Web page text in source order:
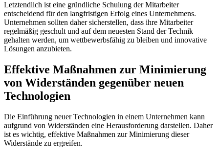
Letztendlich ist eine gründliche Schulung der Mitarbeiter
entscheidend für den langfristigen Erfolg ‌eines Unternehmens.
Unternehmen sollten daher sicherstellen, dass ihre ​Mitarbeiter
regelmäßig geschult ⁤und auf dem neuesten Stand ⁣der Technik
gehalten werden, ‌um wettbewerbsfähig zu bleiben und innovative
Lösungen anzubieten.
Effektive Maßnahmen ‌zur ‍Minimierung
von Widerständen ⁣gegenüber ‌neuen
Technologien
Die Einführung neuer Technologien in einem Unternehmen kann⁢
aufgrund von Widerständen eine Herausforderung ‌darstellen. Daher
ist es wichtig, effektive Maßnahmen zur Minimierung dieser
Widerstände zu ergreifen.